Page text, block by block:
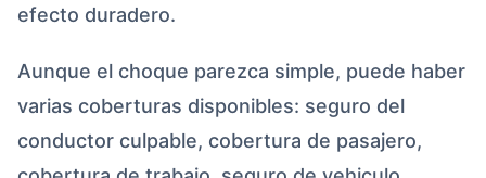
efecto duradero.
Aunque el choque parezca simple, puede haber
varias coberturas disponibles: seguro del
conductor culpable, cobertura de pasajero,